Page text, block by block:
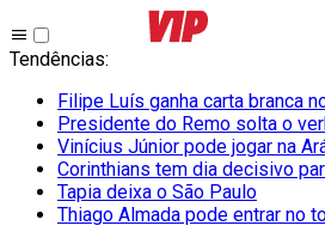
Tendências:
Filipe Luís ganha carta branca
Presidente do Remo solta o
Vinícius Júnior pode jogar na
Corinthians tem dia decisivo
Tapia deixa o São Paulo
Thiago Almada pode entrar no